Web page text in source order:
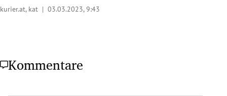
kurier.at, kat | 03.03.2023, 9:43
Kommentare